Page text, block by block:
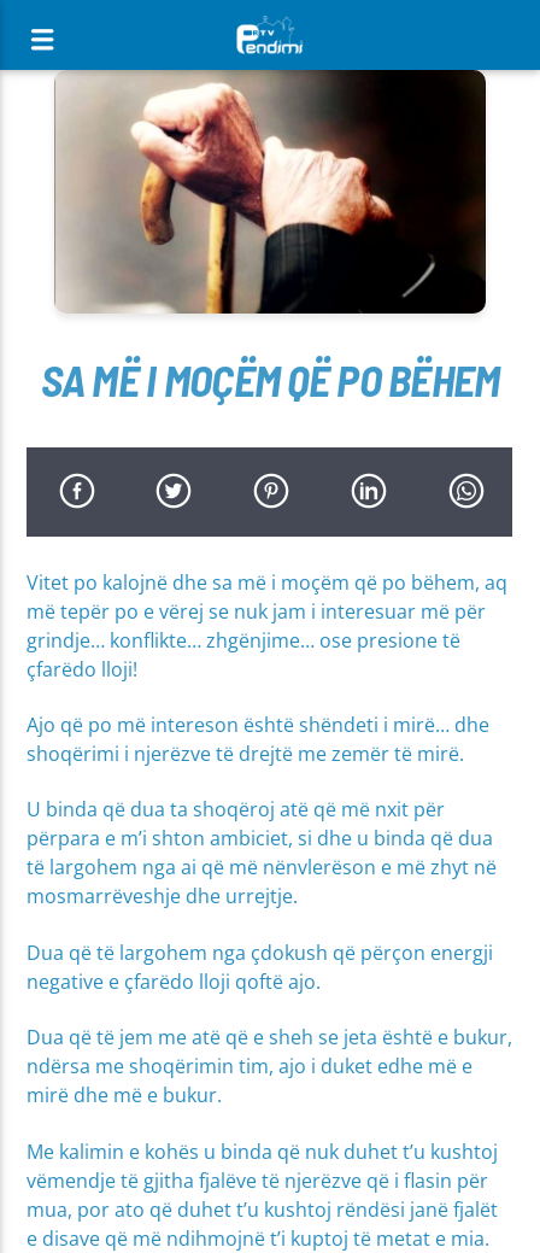
[There are no radio stations in the database]
SA MË I MOÇËM QË PO BËHEM
Vitet po kalojnë dhe sa më i moçëm që po bëhem, aq
më tepër po e vërej se nuk jam i interesuar më për
grindje… konflikte… zhgënjime… ose presione të
çfarëdo lloji!
Ajo që po më intereson është shëndeti i mirë… dhe
shoqërimi i njerëzve të drejtë me zemër të mirë.
U binda që dua ta shoqëroj atë që më nxit për
përpara e m’i shton ambiciet, si dhe u binda që dua
të largohem nga ai që më nënvlerëson e më zhyt në
mosmarrëveshje dhe urrejtje.
Dua që të largohem nga çdokush që përçon energji
negative e çfarëdo lloji qoftë ajo.
Dua që të jem me atë që e sheh se jeta është e bukur,
ndërsa me shoqërimin tim, ajo i duket edhe më e
mirë dhe më e bukur.
Me kalimin e kohës u binda që nuk duhet t’u kushtoj
vëmendje të gjitha fjalëve të njerëzve që i flasin për
mua, por ato që duhet t’u kushtoj rëndësi janë fjalët
e disave që më ndihmojnë t’i kuptoj të metat e mia.